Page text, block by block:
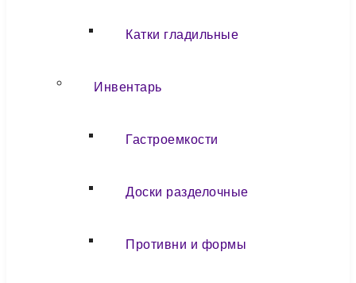
Катки гладильные
Инвентарь
Гастроемкости
Доски разделочные
Противни и формы